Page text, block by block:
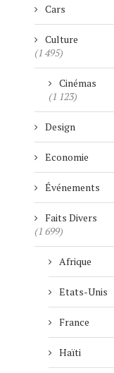
Cars
Culture
(1 495)
Cinémas
(1 123)
Design
Economie
Événements
Faits Divers
(1 699)
Afrique
Etats-Unis
France
Haïti